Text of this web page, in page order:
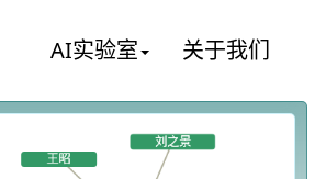
AI实验室 关于我们